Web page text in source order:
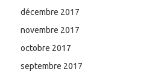
décembre 2017
novembre 2017
octobre 2017
septembre 2017